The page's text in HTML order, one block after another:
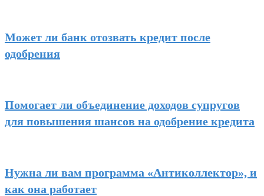
Может ли банк отозвать кредит после
одобрения
Помогает ли объединение доходов супругов
для повышения шансов на одобрение кредита
Нужна ли вам программа «Антиколлектор», и
как она работает